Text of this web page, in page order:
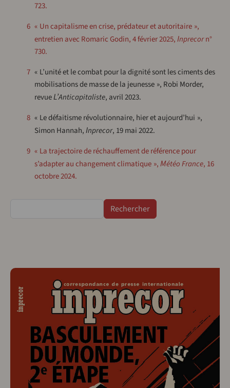
723.
6 « Un capitalisme en crise, prédateur et autoritaire »,
entretien avec Romaric Godin, 4 février 2025, Inprecorn°
730.
7 « L’unité et le combat pour la dignité sont les ciments des
mobilisations de masse de la jeunesse », Robi Morder,
revue L’Anticapitaliste, avril 2023.
8 « Le défaitisme révolutionnaire, hier et aujourd’hui »,
Simon Hannah, Inprecor, 19 mai 2022.
9 « La trajectoire de réchauffement de référence pour
s’adapter au changement climatique »,
Météo France, 16
octobre 2024.